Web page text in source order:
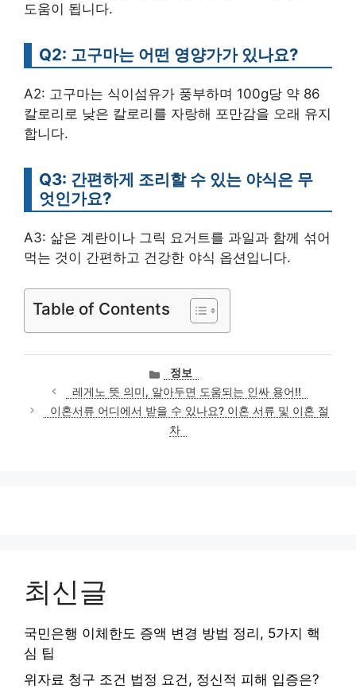
도움이 됩니다.
Q2: 고구마는 어떤 영양가가 있나요?
A2: 고구마는 식이섬유가 풍부하며 100g당 약 86
칼로리로 낮은 칼로리를 자랑해 포만감을 오래 유지
합니다.
Q3: 간편하게 조리할 수 있는 야식은 무
엇인가요?
A3: 삶은 계란이나 그릭 요거트를 과일과 함께 섞어
먹는 것이 간편하고 건강한 야식 옵션입니다.
Table of Contents
카
테
고
리
정보
레게노 뜻 의미, 알아두면 도움되는 인싸 용어!!
이혼서류 어디에서 받을 수 있나요? 이혼 서류 및 이혼 절
차
최신글
국민은행 이체한도 증액 변경 방법 정리, 5가지 핵
심 팁
위자료 청구 조건 법정 요건, 정신적 피해 입증은?